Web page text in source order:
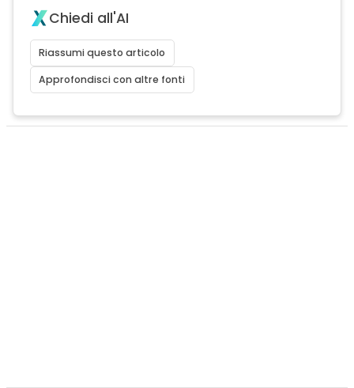
Chiedi all'AI
Riassumi questo articolo
Approfondisci con altre fonti